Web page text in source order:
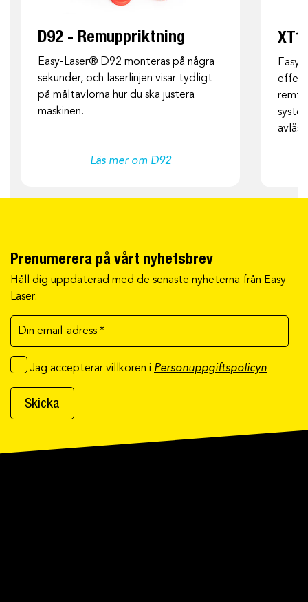
D92 - Remuppriktning
Easy-Laser® D92 monteras på några
sekunder, och laserlinjen visar tydligt
på måltavlorna hur du ska justera
maskinen.
Läs mer om D92
Prenumerera på vårt nyhetsbrev
Håll dig uppdaterad med de senaste nyheterna från Easy-
Laser.
Jag accepterar villkoren i Personuppgiftspolicyn